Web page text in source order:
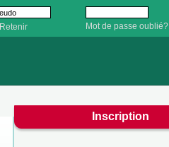
Retenir Mot de passe oublié?
Inscription